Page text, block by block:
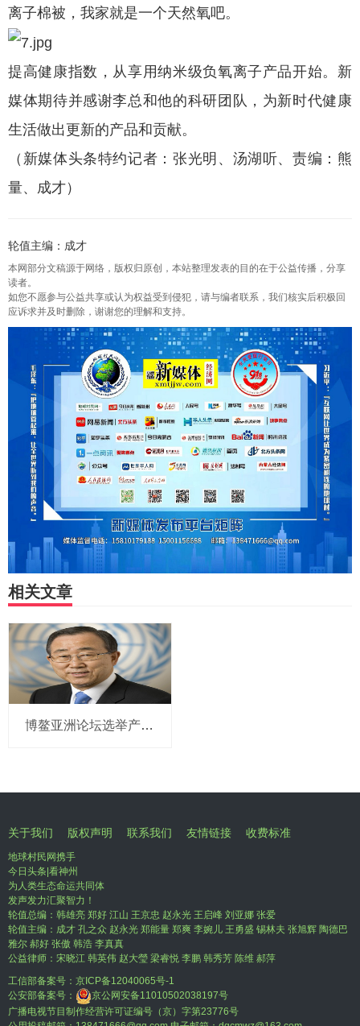
离子棉被，我家就是一个天然氧吧。
提高健康指数，从享用纳米级负氧离子产品开始。新
媒体期待并感谢李总和他的科研团队，为新时代健康
生活做出更新的产品和贡献。
（新媒体头条特约记者：张光明、汤湖听、责编：熊
量、成才）
轮值主编：成才
本网部分文稿源于网络，版权归原创，本站整理发表的目的在于公益传播，分享
读者。
如您不愿参与公益共享或认为权益受到侵犯，请与编者联系，我们核实后积极回
应诉求并及时删除，谢谢您的理解和支持。
相关文章
博鳌亚洲论坛选举产生新一届理事会 潘基文当选理事长
关于我们 版权声明 联系我们 友情链接 收费标准
地球村民网携手
今日头条|看神州
为人类生态命运共同体
发声发力汇聚智力！
轮值总编：韩雄亮 郑好 江山 王京忠 赵永光 王启峰 刘亚娜 张爱
轮值主编：成才 孔之众 赵永光 郑能量 郑爽 李婉儿 王勇盛 锡林夫 张旭辉 陶德巴
雅尔 郝好 张傲 韩浩 李真真
公益律师：宋晓江 韩英伟 赵大瑩 梁睿悦 李鹏 韩秀芳 陈维 郝萍
工信部备案号： 京ICP备12040065号-1
公安部备案号：
京公网安备11010502038197号
广播电视节目制作经营许可证编号（京）字第23776号